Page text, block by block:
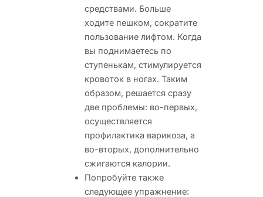
средствами. Больше
ходите пешком, сократите
пользование лифтом. Когда
вы поднимаетесь по
ступенькам, стимулируется
кровоток в ногах. Таким
образом, решается сразу
две проблемы: во-первых,
осуществляется
профилактика варикоза, а
во-вторых, дополнительно
сжигаются калории.
Попробуйте также
следующее упражнение: